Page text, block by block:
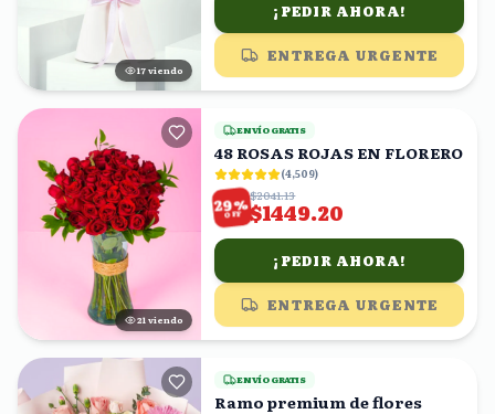
16 viendo
¡PEDIR AHORA!
ENTREGA URGENTE
20 viendo
ENVÍO GRATIS
48 ROSAS ROJAS EN FLORERO
(4,509)
29%
OFF
$2041.13
$1449.20
¡PEDIR AHORA!
ENTREGA URGENTE
ENVÍO GRATIS
Ramo premium de flores